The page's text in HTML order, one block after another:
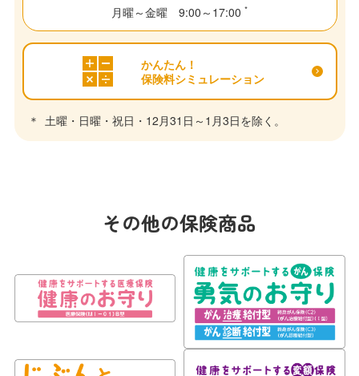
月曜～金曜 9:00～17:00 *
かんたん！
保険料シミュレーション
土曜・日曜・祝日・12月31日～1月3日を除く。
その他の保険商品